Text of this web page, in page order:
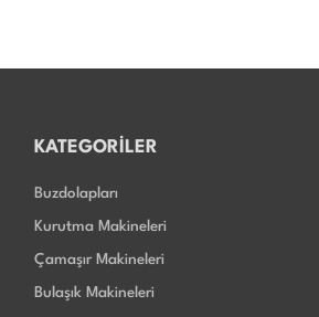
KATEGORİLER
Buzdolapları
Kurutma Makineleri
Çamaşır Makineleri
Bulaşık Makineleri